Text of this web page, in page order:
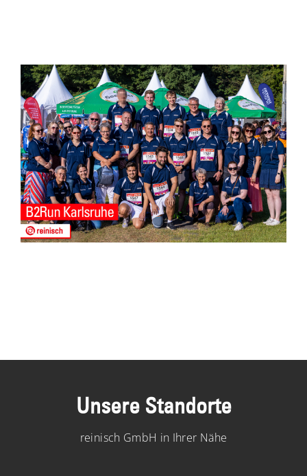
Unsere Standorte
reinisch GmbH in Ihrer Nähe